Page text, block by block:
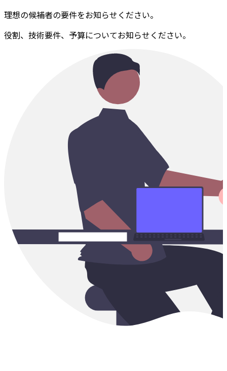
理想の候補者の要件をお知らせください。
役割、技術要件、予算についてお知らせください。